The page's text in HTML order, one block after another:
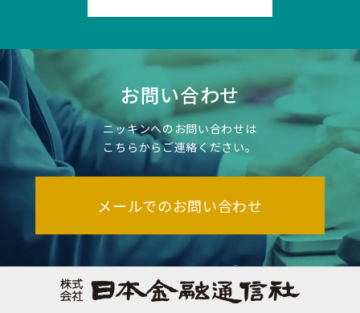
お問い合わせ
ニッキンへのお問い合わせは
こちらからご連絡ください。
メールでのお問い合わせ